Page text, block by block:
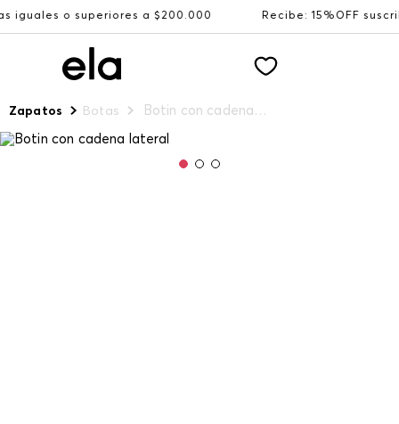
superiores a $200.000 Recibe: 15%OFF suscribiéndote a
Zapatos Botas Botin con cadena lateral